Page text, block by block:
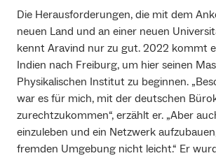
Die Herausforderungen, die mit dem
neuen Land und an einer neuen
kennt Aravind nur zu gut. 2022 kommt
Indien nach Freiburg, um hier seinen
Physikalischen Institut zu beginnen.
war es für mich, mit der deutschen
zurechtzukommen“, erzählt er. „Aber
einzuleben und ein Netzwerk
fremden Umgebung nicht leicht.“ Er